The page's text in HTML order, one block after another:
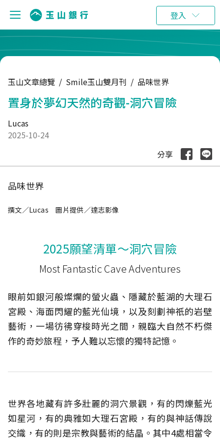
登入
玉山文章總覽 / Smile玉山雙月刊 / 品味世界
置身於夢幻天然的奇觀-洞穴冒險
Lucas
2025-10-24
分享
品味世界
撰文／Lucas 圖片提供／達志影像
2025願望清單～洞穴冒險
Most Fantastic Cave Adventures
眼前如銀河般燦爛的螢火蟲、隱藏於藍湖的大理石
宮殿、海面閃耀的藍光仙境，以及刻劃神祇的岩壁
藝術，一場彷彿穿梭時光之間，親臨大自然不朽傑
作的奇妙旅程，予人難以忘懷的獨特記憶。
世界各地藏有許多壯麗的洞穴景觀，有的閃爍藍光
如星河，有的典雅如大理石宮殿，有的與神話傳說
交織，有的則是宗教與藝術的結晶。其中4處相當令